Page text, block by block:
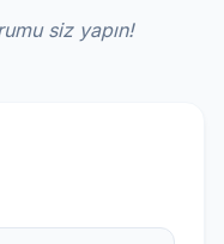
siz yapın!